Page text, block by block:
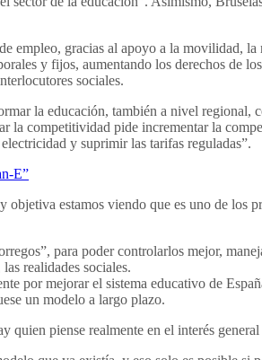
empleo, gracias al apoyo a la movilidad,
y fijos, aumentando los derechos de
sociales.
la educación, también a nivel
la competitividad pide incrementar la
y suprimir las tarifas reguladas”.
E”
estamos viendo que es uno de los
para poder controlarlos mejor,
realidades sociales.
por mejorar el sistema educativo de
un modelo a largo plazo.
piense realmente en el interés